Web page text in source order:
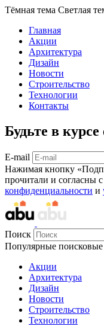
Тёмная тема Светлая
Главная
Акции
Архитектура
Дизайн
Новости
Строительство
Технологии
Контакты
Будьте в
E-mail
Нажимая кнопку
прочитали и согласны
конфиденциальности и
Поиск
Популярные поисковые
Акции
Архитектура
Дизайн
Новости
Строительство
Технологии